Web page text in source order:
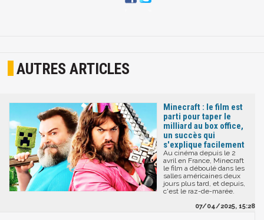
AUTRES ARTICLES
Minecraft : le film est
parti pour taper le
milliard au box office,
un succès qui
s'explique facilement
Au cinéma depuis le 2
avril en France, Minecraft
le film a déboulé dans les
salles américaines deux
jours plus tard, et depuis,
c'est le raz-de-marée.
07/04/2025, 15:28